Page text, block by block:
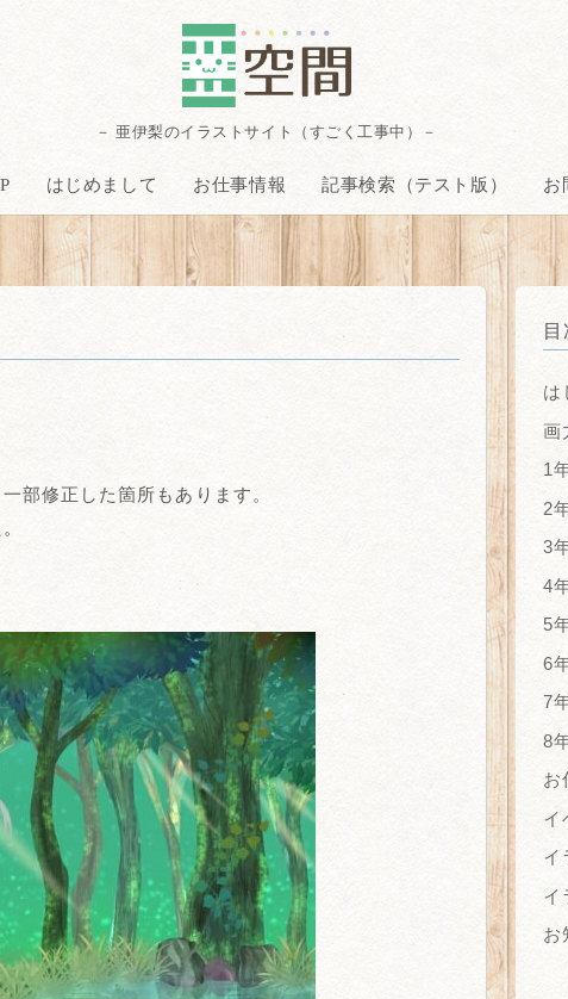
－ 亜伊梨のイラストサイト（すごく工事中）－
はじめまして お仕事情報 記事検索（テスト版） お
部修正した箇所もあります。
目
は
画
1
2
3
4
5
6
7
8
お
イ
イ
イ
お